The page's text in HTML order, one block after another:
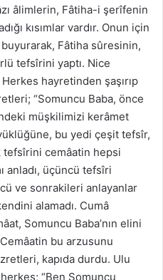
âlimlerin, Fâtiha-i şerîfenin
kısımlar vardır. Onun için
Fâtiha sûresinin,
tefsîrini yaptı. Nice
hayretinden şaşırıp
“Somuncu Baba, önce
müşkilimizi kerâmet
bu yedi çeşit tefsîr,
tefsîrini cemâatin hepsi
anladı, üçüncü tefsîri
ve sonrakileri anlayanlar
alamadı. Cumâ
Somuncu Baba’nın elini
bu arzusunu
kapıda durdu. Ulu
“Ben Somuncu